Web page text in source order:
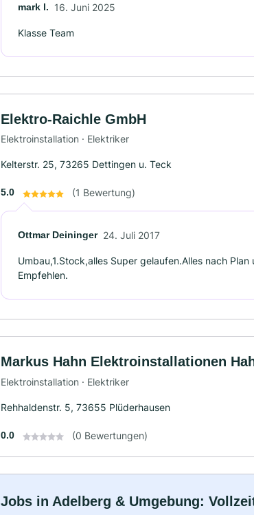
mark l. 16. Juni 2025
Klasse Team
Elektro-Raichle GmbH
Elektroinstallation · Elektriker
Kelterstr. 25, 73265 Dettingen u. Teck
5.0 (1 Bewertung)
Ottmar Deininger 24. Juli 2017
Umbau,1.Stock,alles Super gelaufen.Alles nach
Empfehlen.
Markus Hahn Elektroinstallationen
Elektroinstallation · Elektriker
Rehhaldenstr. 5, 73655 Plüderhausen
0.0 (0 Bewertungen)
Jobs in Adelberg & Umgebung: